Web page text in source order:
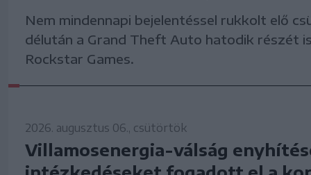
Nem mindennapi bejelentéssel rukkolt elő
délután a Grand Theft Auto hatodik részét
Rockstar Games.
2026. augusztus 06., csütörtök
Villamosenergia-válság